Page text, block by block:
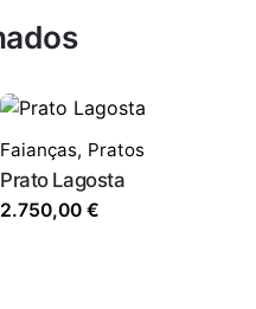
Faianças, Pratos
Prato Lagosta
2.750,00 €